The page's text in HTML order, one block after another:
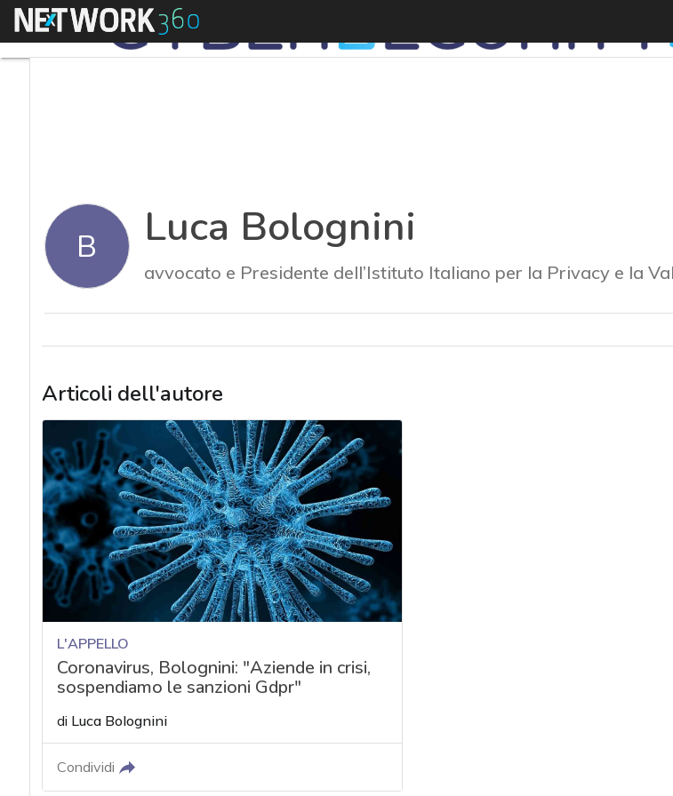
Menu
B Luca Bolognini
avvocato e Presidente dell’Istituto Italiano per la Privacy e la
Articoli dell'autore
L'APPELLO
Coronavirus, Bolognini: "Aziende in crisi,
sospendiamo le sanzioni Gdpr"
di Luca Bolognini
Condividi